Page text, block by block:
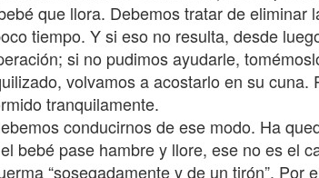
que llora. Debemos tratar de eliminar
tiempo. Y si eso no resulta, desde
si no pudimos ayudarle,
volvamos a acostarlo en su cuna.
tranquilamente.
conducirnos de ese modo. Ha
bebé pase hambre y llore, ese no es el
“sosegadamente y de un tirón”. Por